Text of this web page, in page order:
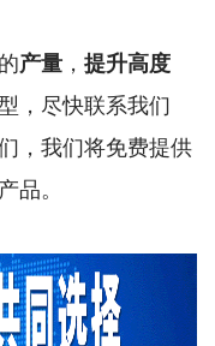
产量 ， 提升高度
，尽快联系我们
，我们将免费提供
品。